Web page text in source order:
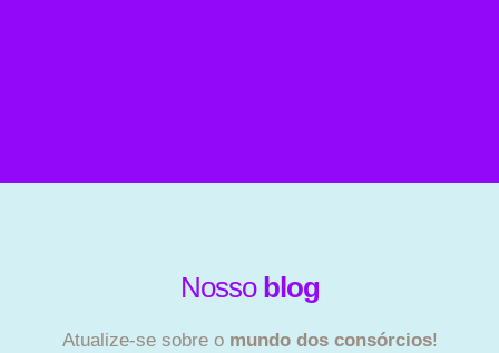
Nosso blog
Atualize-se sobre o mundo dos consórcios!